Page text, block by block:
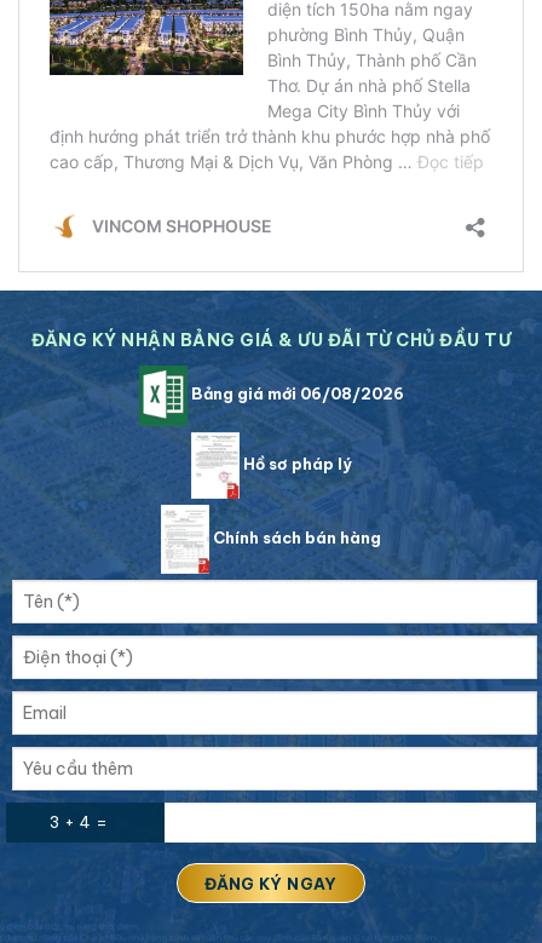
ĐĂNG KÝ NHẬN BẢNG GIÁ & ƯU ĐÃI TỪ CHỦ ĐẦU TƯ
Bảng giá mới 06/08/2026
Hồ sơ pháp lý
Chính sách bán hàng
3 + 4 =